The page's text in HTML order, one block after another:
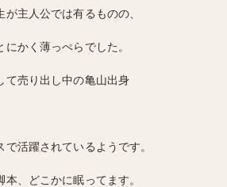
主人公では有るものの、
かく薄っぺらでした。
て売り出し中の亀山出身
活躍されているようです。
、どこかに眠ってます。